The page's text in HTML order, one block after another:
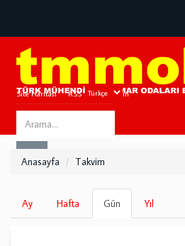
Site Haritası RSS Bize Ulaşın
Search
this
Anasayfa Takvim
Birincil
sekmeler
Ay Hafta Gün
sekme)
Yıl